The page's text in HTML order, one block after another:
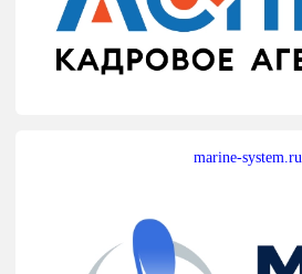
marine-system.ru